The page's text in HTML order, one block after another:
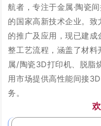
航者，专注于金属·陶瓷
的国家高新技术企业。
的推广及应用，现已建
整工艺流程，涵盖了材
属/陶瓷3D打印机、脱脂
用市场提供高性能间接
务。